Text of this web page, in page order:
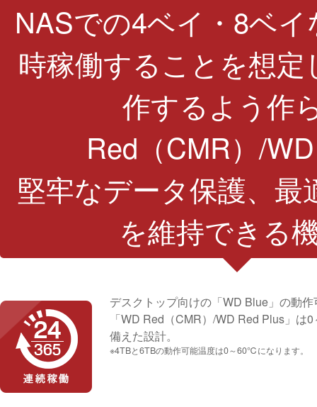
NASでの4ベイ・8ベ
時稼働することを想
作するよう作
Red（CMR）/
堅牢なデータ保護、
を維持できる
デスクトップ向けの「WD Blue」の動
「WD Red（CMR）/WD Red Plus」
備えた設計。
※4TBと6TBの動作可能温度は0～60℃になります。